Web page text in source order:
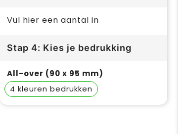
Vul hier een aantal in
Stap 4: Kies je bedrukking
All-over (90 x 95 mm)
4